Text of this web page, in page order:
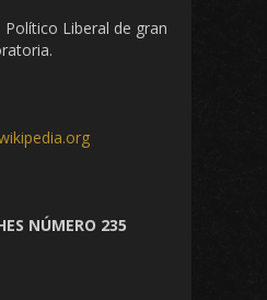
Político Liberal de gran
NÚMERO 235